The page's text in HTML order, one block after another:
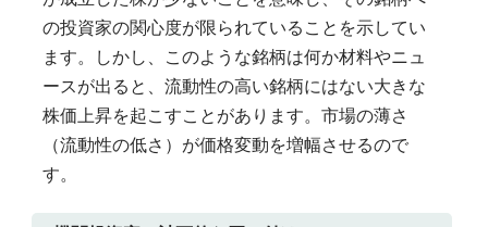
の投資家の関心度が限られていることを示してい
ます。しかし、このような銘柄は何か材料やニュ
ースが出ると、流動性の高い銘柄にはない大きな
株価上昇を起こすことがあります。市場の薄さ
（流動性の低さ）が価格変動を増幅させるので
す。